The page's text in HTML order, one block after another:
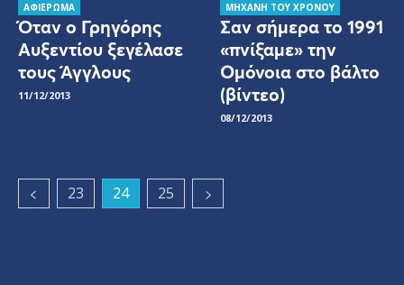
ΑΦΙΕΡΩΜΑ
Όταν ο Γρηγόρης
Αυξεντίου ξεγέλασε
τους Άγγλους
11/12/2013
ΜΗΧΑΝΗ ΤΟΥ ΧΡΟΝΟΥ
Σαν σήμερα το 1991
«πνίξαμε» την
Ομόνοια στο βάλτο
(βίντεο)
08/12/2013
23 24 25